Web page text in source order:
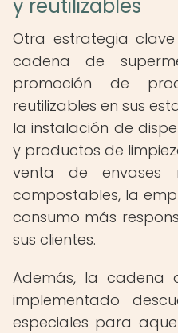
y reutilizables
Otra estrategia
cadena de
promoción de
reutilizables en sus
la instalación de
y productos de
venta de envases
compostables, la
consumo más
sus clientes.
Además, la cadena
implementado
especiales para